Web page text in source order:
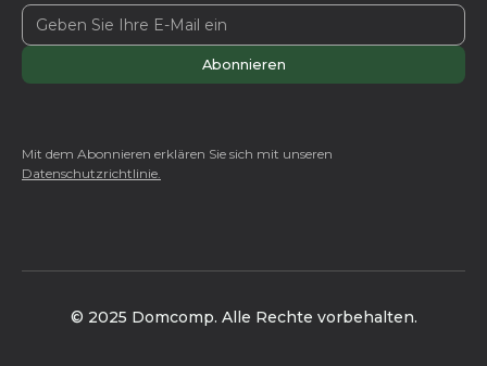
Mit dem Abonnieren erklären Sie sich mit unseren
Datenschutzrichtlinie.
© 2025 Domcomp. Alle Rechte vorbehalten.